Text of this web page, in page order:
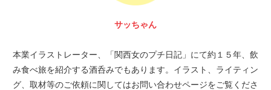
富 圭愛
本業イラストレーター、「関西女のプチ日記」にて約１５年、飲
み食べ旅を紹介する酒呑みでもあります。イラスト、ライティン
グ、取材等のご依頼に関してはお問い合わせページをご覧くださ